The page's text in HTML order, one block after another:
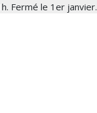
Fermé le 1er janvier.